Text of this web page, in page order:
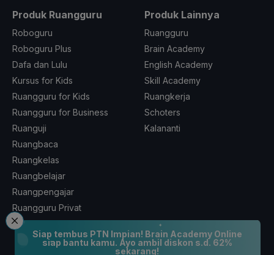
Siap tembus PTN Impian! Brain Academy Online
siap bantu kamu. Ayo ambil diskon s.d. 62%
sekarang!
Produk Ruangguru
Roboguru
Roboguru Plus
Dafa dan Lulu
Kursus for Kids
Ruangguru for Kids
Ruangguru for Business
Ruanguji
Ruangbaca
Ruangkelas
Ruangbelajar
Ruangpengajar
Ruangguru Privat
Ruangpeduli
Produk Lainnya
Ruangguru
Brain Academy
English Academy
Skill Academy
Ruangkerja
Schoters
Kalananti